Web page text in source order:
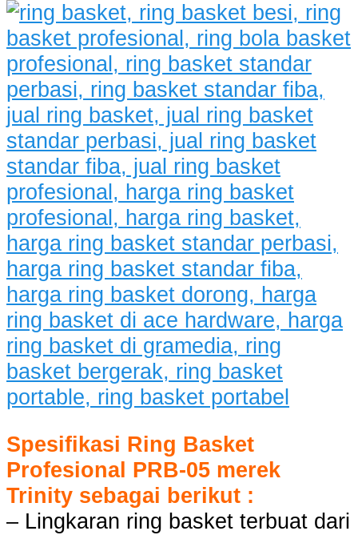
Spesifikasi Ring Basket
Profesional PRB-05 merek
Trinity sebagai berikut :
– Lingkaran ring basket terbuat dari